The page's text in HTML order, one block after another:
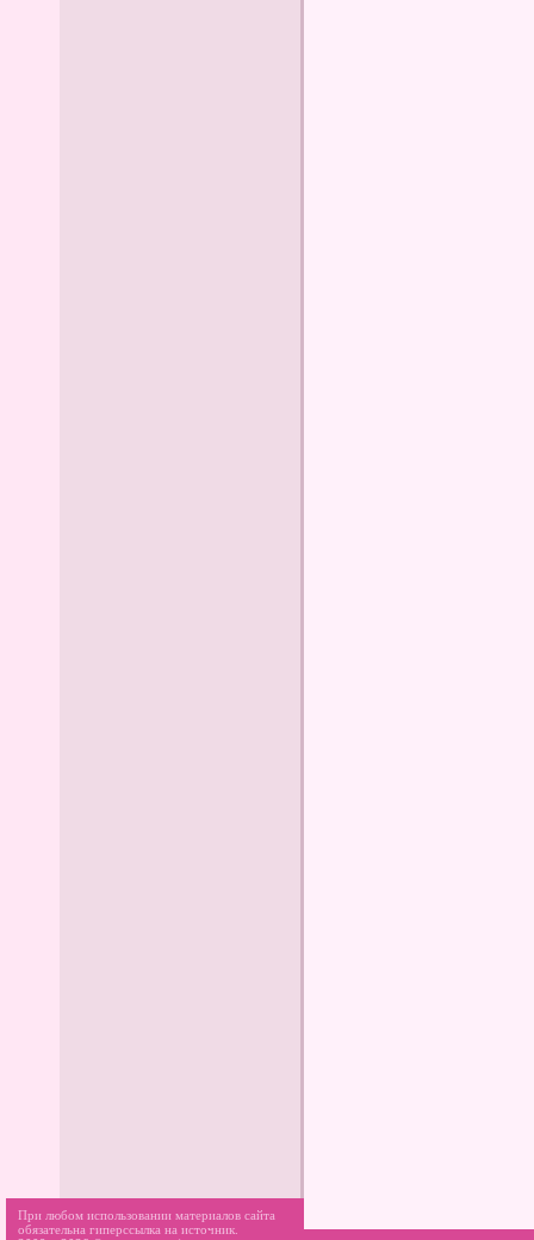
При любом использовании материалов сайта
обязательна гиперссылка на источник.